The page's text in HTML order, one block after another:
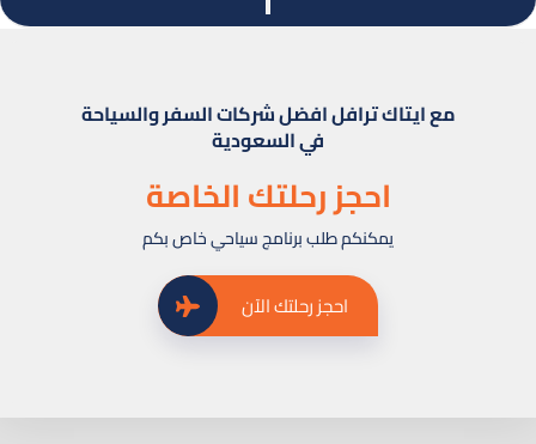
مع ايتاك ترافل افضل شركات السفر والسياحة
في السعودية
احجز رحلتك الخاصة
يمكنكم طلب برنامج سياحي خاص بكم
احجز رحلتك الآن